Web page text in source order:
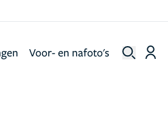
Voor- en nafoto's